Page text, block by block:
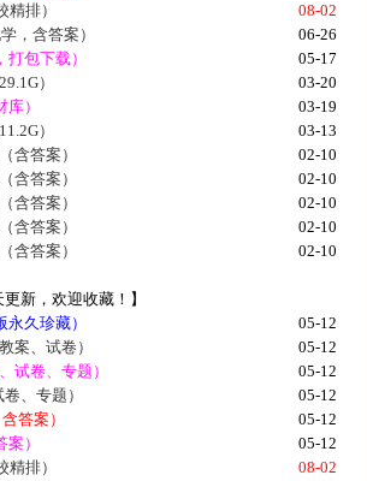
排）
08-02
，含答案）
06-26
包下载）
05-17
）
03-20
）
03-19
）
03-13
含答案）
02-10
含答案）
02-10
含答案）
02-10
含答案）
02-10
含答案）
02-10
新，欢迎收藏！】
久珍藏）
05-12
案、试卷）
05-12
试卷、专题）
05-12
、专题）
05-12
答案）
05-12
）
05-12
排）
08-02